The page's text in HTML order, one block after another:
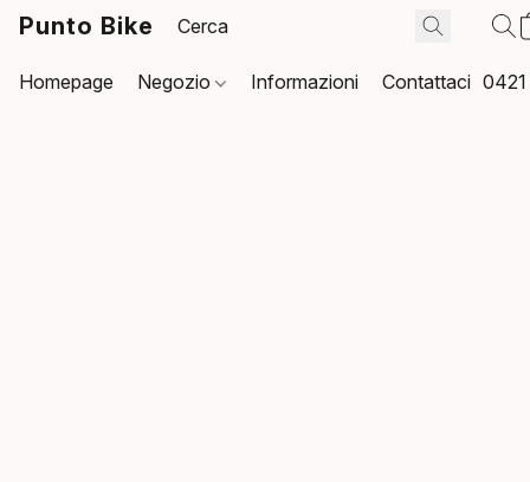
Punto Bike
Homepage Negozio Informazioni Contattaci